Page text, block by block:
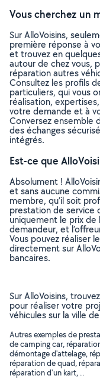
Vous cherchez un
Sur AlloVoisins,
première réponse à
et trouvez en
autour de chez vous,
réparation autres
Consultez les profils
particuliers, qui vous
réalisation,
votre demande et à
Conversez ensemble
des échanges
intégrés.
Est-ce que
Absolument !
et sans aucune
membre, qu’il soit
prestation de service
uniquement le prix de
demandeur, et
Vous pouvez réaliser
directement sur
bancaires.
Sur AlloVoisins,
pour réaliser votre
véhicules sur la ville
Autres exemples de
de camping car,
démontage d'attelage,
réparation de quad,
réparation d'un kart, ..